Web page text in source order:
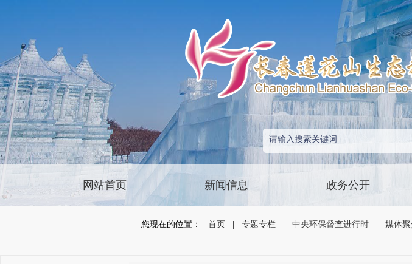
网站首页 新闻信息 政务公开
您现在的位置： 首页 专题专栏 中央环保督查进行时 媒体聚